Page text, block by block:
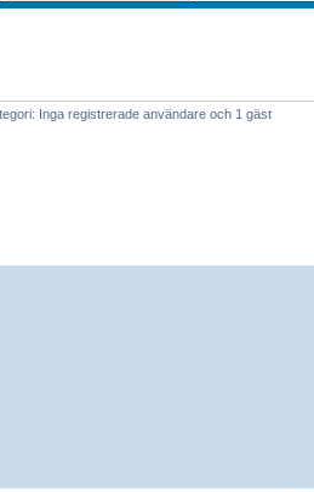
Inga registrerade användare och 1 gäst